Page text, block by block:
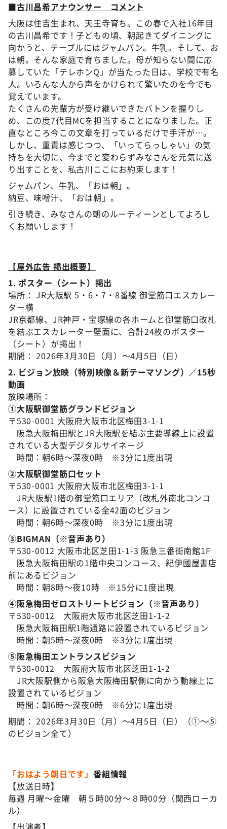
■古川昌希アナウンサー コメント
大阪は住吉生まれ、天王寺育ち。この春で入社16年目
の古川昌希です！子どもの頃、朝起きてダイニングに
向かうと、テーブルにはジャムパン。牛乳。そして、お
は朝。そんな家庭で育ちました。母が知らない間に応
募していた「テレホンQ」が当たった日は、学校で有名
人。いろんな人から声をかけられて驚いたのを今でも
覚えています。
たくさんの先輩方が受け継いできたバトンを握りし
め、この度7代目MCを担当することになりました。正
直なところ今この文章を打っているだけで手汗が…。
しかし、重責は感じつつ、「いってらっしゃい」の気
持ちを大切に、今までと変わらずみなさんを元気に送
り出すことを、私古川ここにお約束します！
ジャムパン、牛乳、「おは朝」。
納豆、味噌汁、「おは朝」。
引き続き、みなさんの朝のルーティーンとしてよろし
くお願いします！
【屋外広告 掲出概要】
1. ポスター（シート）掲出
場所： JR大阪駅 5・6・7・8番線 御堂筋口エスカレー
ター横
JR京都線、JR神戸・宝塚線の各ホームと御堂筋口改札
を結ぶエスカレーター壁面に、合計24枚のポスター
（シート）が掲出！
期間： 2026年3月30日（月）～4月5日（日）
2. ビジョン放映（特別映像＆新テーマソング）／15秒
動画
放映場所：
①大阪駅御堂筋グランドビジョン
〒530-0001 大阪府大阪市北区梅田3-1-1
阪急大阪梅田駅とJR大阪駅を結ぶ主要導線上に設置
されている大型デジタルサイネージ
時間：朝6時～深夜0時 ※3分に1度出現
➁大阪駅御堂筋口セット
〒530-0001 大阪府大阪市北区梅田3-1-1
JR大阪駅1階の御堂筋口エリア（改札外南北コンコ
ース）に設置されている全42面のビジョン
時間：朝6時～深夜0時 ※3分に1度出現
③BIGMAN（※音声あり）
〒530-0012 大阪市北区芝田1-1-3 阪急三番街南館1F
阪急大阪梅田駅の1階中央コンコース、紀伊國屋書店
前にあるビジョン
時間：朝8時～夜10時 ※15分に1度出現
④阪急梅田ゼロストリートビジョン（※音声あり）
〒530-0012 大阪府大阪市北区芝田1-1-2
阪急大阪梅田駅1階通路に設置されているビジョン
時間：朝5時～深夜0時 ※3分に1度出現
⑤阪急梅田エントランスビジョン
〒530-0012 大阪府大阪市北区芝田1-1-2
JR大阪駅側から阪急大阪梅田駅側に向かう動線上に
設置されているビジョン
時間：朝6時～深夜0時 ※6分に1度出現
期間： 2026年3月30日（月）～4月5日（日）（①～⑤
のビジョン全て）
「おはよう朝日です」 番組情報
【放送日時】
毎週 月曜～金曜 朝５時00分～８時00分（関西ローカ
ル）
【出演者】